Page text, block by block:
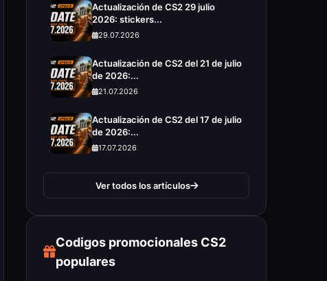
Actualización de CS2 29 julio
2026: stickers...
29.07.2026
Actualización de CS2 del 21 de julio
de 2026:...
21.07.2026
Actualización de CS2 del 17 de julio
de 2026:...
17.07.2026
Ver todos los artículos
Codigos promocionales CS2
populares